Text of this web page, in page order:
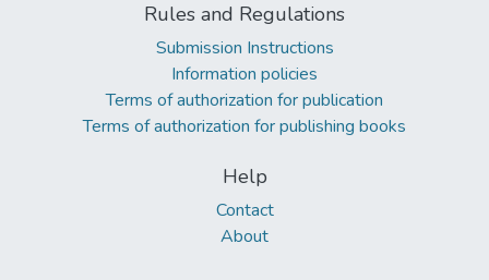
Rules and Regulations
Submission Instructions
Information policies
Terms of authorization for publication
Terms of authorization for publishing books
Help
Contact
About